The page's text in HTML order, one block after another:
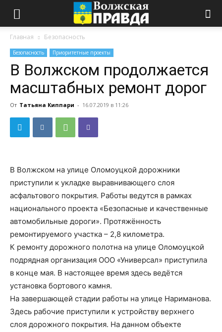
Главная Безопасность
Безопасность Приоритетные проекты
В Волжском продолжается
масштабных ремонт дорог
От Татьяна Киппари - 16.07.2019 в 11:26
В Волжском на улице Оломоуцкой дорожники
приступили к укладке выравнивающего слоя
асфальтового покрытия. Работы ведутся в рамках
национального проекта «Безопасные и качественные
автомобильные дороги». Протяжённость
ремонтируемого участка – 2,8 километра.
К ремонту дорожного полотна на улице Оломоуцкой
подрядная организация ООО «Универсал» приступила
в конце мая. В настоящее время здесь ведётся
установка бортового камня.
На завершающей стадии работы на улице Нариманова.
Здесь рабочие приступили к устройству верхнего
слоя дорожного покрытия. На данном объекте